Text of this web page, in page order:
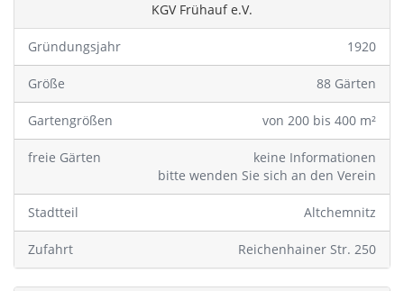
KGV Frühauf e.V.
Gründungsjahr 1920
Größe 88 Gärten
Gartengrößen von 200 bis 400 m²
freie Gärten
keine Informationen
bitte wenden Sie sich an den Verein
Stadtteil Altchemnitz
Zufahrt Reichenhainer Str. 250